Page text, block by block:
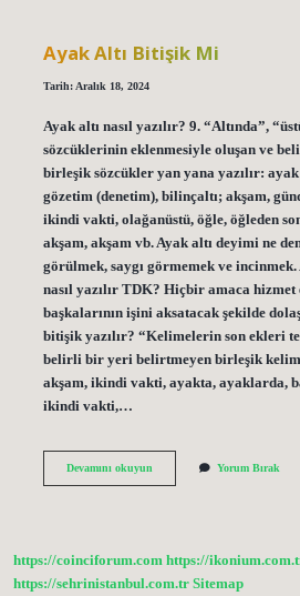
Ayak Altı Bitişik Mi
Tarih: Aralık 18, 2024
Ayak altı nasıl yazılır? 9. “Altında”,
sözcüklerinin eklenmesiyle oluşan ve
birleşik sözcükler yan yana yazılır:
gözetim (denetim), bilinçaltı; akşam,
ikindi vakti, olağanüstü, öğle, öğleden
akşam, akşam vb. Ayak altı deyimi ne
görülmek, saygı görmemek ve
nasıl yazılır TDK? Hiçbir amaca hizmet
başkalarının işini aksatacak şekilde
bitişik yazılır? “Kelimelerin son ekleri
belirli bir yeri belirtmeyen birleşik
akşam, ikindi vakti, ayakta, ayaklarda,
ikindi vakti,…
Devamını okuyunAyak
Yorum Bırak
https://coinciforum.com https://
https://sehrinistanbul.com.tr Sitemap